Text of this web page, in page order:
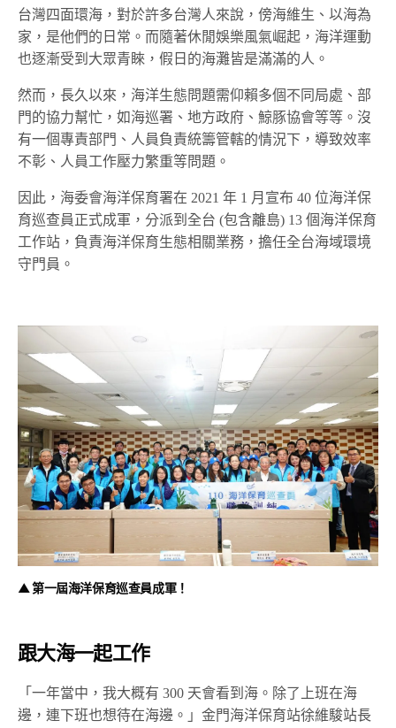
台灣四面環海，對於許多台灣人來說，傍海維生、以海為
家，是他們的日常。而隨著休閒娛樂風氣崛起，海洋運動
也逐漸受到大眾青睞，假日的海灘皆是滿滿的人。
然而，長久以來，海洋生態問題需仰賴多個不同局處、部
門的協力幫忙，如海巡署、地方政府、鯨豚協會等等。沒
有一個專責部門、人員負責統籌管轄的情況下，導致效率
不彰、人員工作壓力繁重等問題。
因此，海委會海洋保育署在 2021 年 1 月宣布 40 位海洋保
育巡查員正式成軍，分派到全台 (包含離島) 13 個海洋保育
工作站，負責海洋保育生態相關業務，擔任全台海域環境
守門員。
▲ 第一屆海洋保育巡查員成軍！
跟大海一起工作
「一年當中，我大概有 300 天會看到海。除了上班在海
邊，連下班也想待在海邊。」金門海洋保育站徐維駿站長